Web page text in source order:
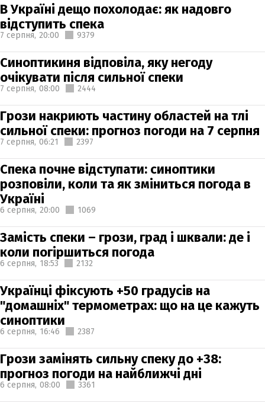
В Україні дещо похолодає: як надовго
відступить спека
7 серпня, 20:00 9379
Синоптикиня відповіла, яку негоду
очікувати після сильної спеки
7 серпня, 08:00 2444
Грози накриють частину областей на тлі
сильної спеки: прогноз погоди на 7 серпня
7 серпня, 06:21 2397
Спека почне відступати: синоптики
розповіли, коли та як зміниться погода в
Україні
6 серпня, 20:00 1069
Замість спеки – грози, град і шквали: де і
коли погіршиться погода
6 серпня, 18:53 2132
Українці фіксують +50 градусів на
"домашніх" термометрах: що на це кажуть
синоптики
6 серпня, 16:46 2387
Грози замінять сильну спеку до +38:
прогноз погоди на найближчі дні
6 серпня, 08:00 3361